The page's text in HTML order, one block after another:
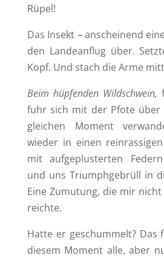
Rüpel!
Das Insekt – anscheinend
den Landeanflug über.
Kopf. Und stach die Arme
Beim hüpfenden Wildschwein,
fuhr sich mit der Pfote über
gleichen Moment
wieder in einen
mit aufgeplusterten
und uns Triumphgebrüll in
Eine Zumutung, die mir
reichte.
Hatte er geschummelt? Das
diesem Moment alle, aber